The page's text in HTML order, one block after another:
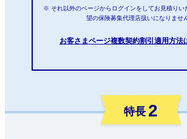
※ それ以外のページからログインをしてお見積りい
望の保険募集代理店扱いになりませ
お客さまページ複数契約割引適用方法
特長 2